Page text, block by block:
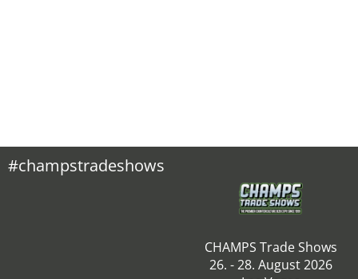
#champstradeshows
CHAMPS Trade Shows
26. - 28. August 2026